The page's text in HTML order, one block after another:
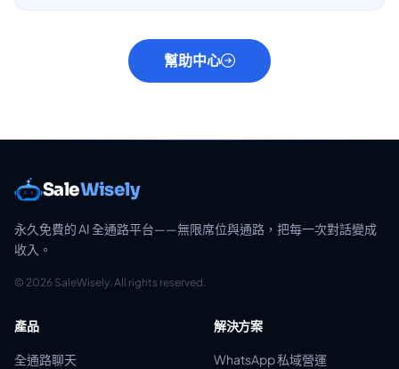
幫助中心
SaleWisely
永久免費的 AI 全通路平台——無限席位與通路，把每一次對話變成
收入。
© 2026 SaleWisely. All rights reserved.
產品
全通路聊天
解決方案
WhatsApp 私域營運